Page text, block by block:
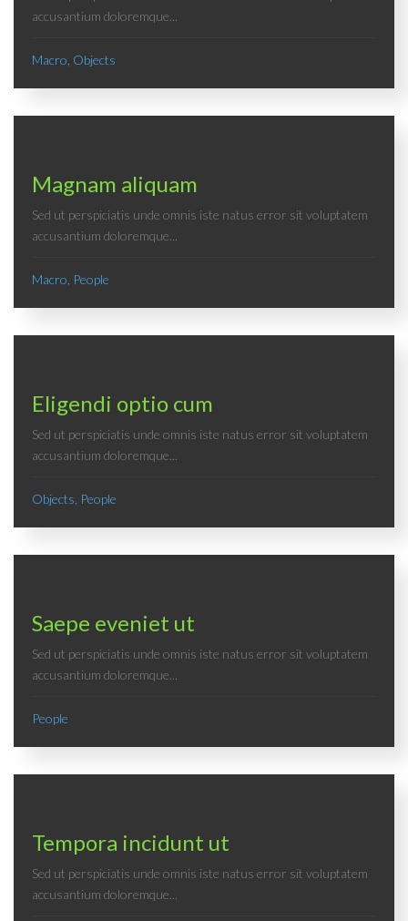
accusantium doloremque...
Macro, Objects
Magnam aliquam
Sed ut perspiciatis unde omnis iste natus error sit voluptatem
accusantium doloremque...
Macro, People
Eligendi optio cum
Sed ut perspiciatis unde omnis iste natus error sit voluptatem
accusantium doloremque...
Objects, People
Saepe eveniet ut
Sed ut perspiciatis unde omnis iste natus error sit voluptatem
accusantium doloremque...
People
Tempora incidunt ut
Sed ut perspiciatis unde omnis iste natus error sit voluptatem
accusantium doloremque...